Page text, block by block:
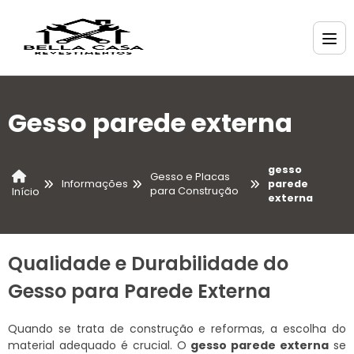
Gesso parede externa
Início
Informações
Gesso e Placas
para Construção
gesso
parede
externa
Qualidade e Durabilidade do
Gesso para Parede Externa
Quando se trata de construção e reformas, a escolha do
material adequado é crucial. O gesso parede externa se